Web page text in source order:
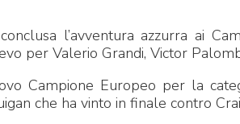
l’avventura azzurra ai
per Valerio Grandi, Victor
Campione Europeo per la
che ha vinto in finale contro